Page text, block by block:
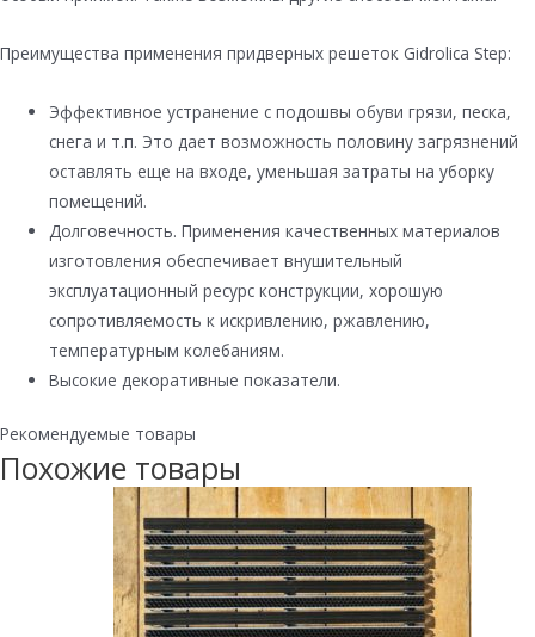
Преимущества применения придверных решеток Gidrolica Step:
Эффективное устранение с подошвы обуви грязи, песка,
снега и т.п. Это дает возможность половину загрязнений
оставлять еще на входе, уменьшая затраты на уборку
помещений.
Долговечность. Применения качественных материалов
изготовления обеспечивает внушительный
эксплуатационный ресурс конструкции, хорошую
сопротивляемость к искривлению, ржавлению,
температурным колебаниям.
Высокие декоративные показатели.
Рекомендуемые товары
Похожие товары